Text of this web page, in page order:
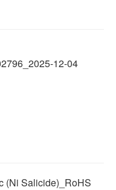
12-04
(Ni Salicide)_RoHS